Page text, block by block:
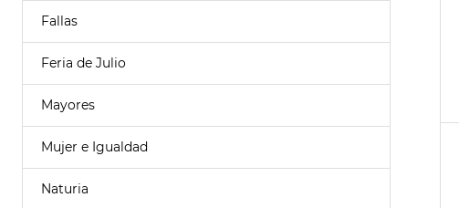
Fallas
Feria de Julio
Mayores
Mujer e Igualdad
Naturia